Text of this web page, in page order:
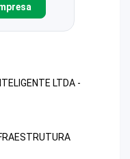
LTDA -